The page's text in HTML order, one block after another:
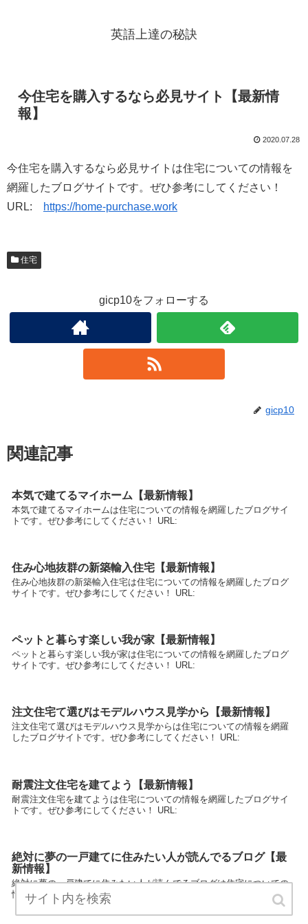
英語上達の秘訣
今住宅を購入するなら必見サイト【最新情
報】
2020.07.28
今住宅を購入するなら必見サイトは住宅についての情報を
網羅したブログサイトです。ぜひ参考にしてください！
URL:
https://home-purchase.work
住宅
gicp10をフォローする
gicp10
関連記事
本気で建てるマイホーム【最新情報】
本気で建てるマイホームは住宅についての情報を網羅したブログサイ
トです。ぜひ参考にしてください！ URL:
住み心地抜群の新築輸入住宅【最新情報】
住み心地抜群の新築輸入住宅は住宅についての情報を網羅したブログ
サイトです。ぜひ参考にしてください！ URL:
ペットと暮らす楽しい我が家【最新情報】
ペットと暮らす楽しい我が家は住宅についての情報を網羅したブログ
サイトです。ぜひ参考にしてください！ URL:
注文住宅て選びはモデルハウス見学から【最新情報】
注文住宅て選びはモデルハウス見学からは住宅についての情報を網羅
したブログサイトです。ぜひ参考にしてください！ URL:
耐震注文住宅を建てよう【最新情報】
耐震注文住宅を建てようは住宅についての情報を網羅したブログサイ
トです。ぜひ参考にしてください！ URL:
絶対に夢の一戸建てに住みたい人が読んでるブログ【最
新情報】
絶対に夢の一戸建てに住みたい人が読んでるブログは住宅についての
情報を網羅したブログサイトです。ぜひ参考にしてください！ URL: